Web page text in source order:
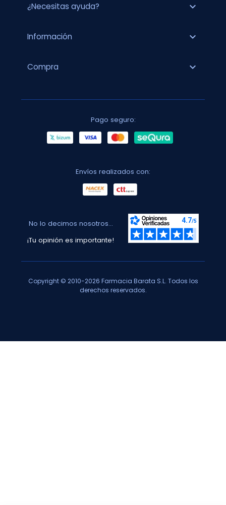
¿Necesitas ayuda? expand_more
Información expand_more
Compra expand_more
Pago seguro:
Envíos realizados con:
No lo decimos nosotros...
¡Tu opinión es importante!
Copyright © 2010-2026 Farmacia Barata S.L. Todos los
derechos reservados.